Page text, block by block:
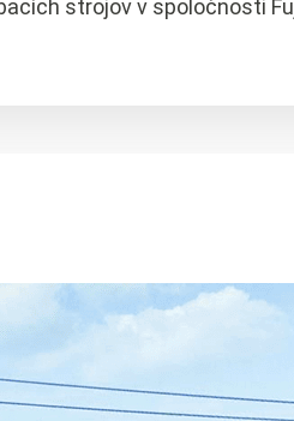
strojov v spoločnosti